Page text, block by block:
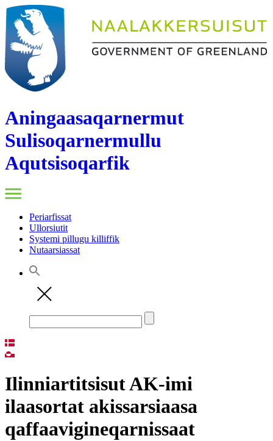
Aningaasaqarnermut
Sulisoqarnermullu
Aqutsisoqarfik
Periarfissat
Ullorsiutit
Systemi pillugu killiffik
Nutaarsiassat
Ilinniartitsisut AK-imi
ilaasortat akissarsiaasa
qaffaavigineqarnissaat